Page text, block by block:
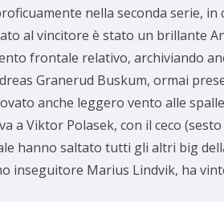
nella seconda serie,
al vincitore è stato un brillante
frontale relativo, archiviando
Granerud Buskum, ormai
anche leggero vento alle
a Viktor Polasek, con il ceco
hanno saltato tutti gli altri big
inseguitore Marius Lindvik, ha